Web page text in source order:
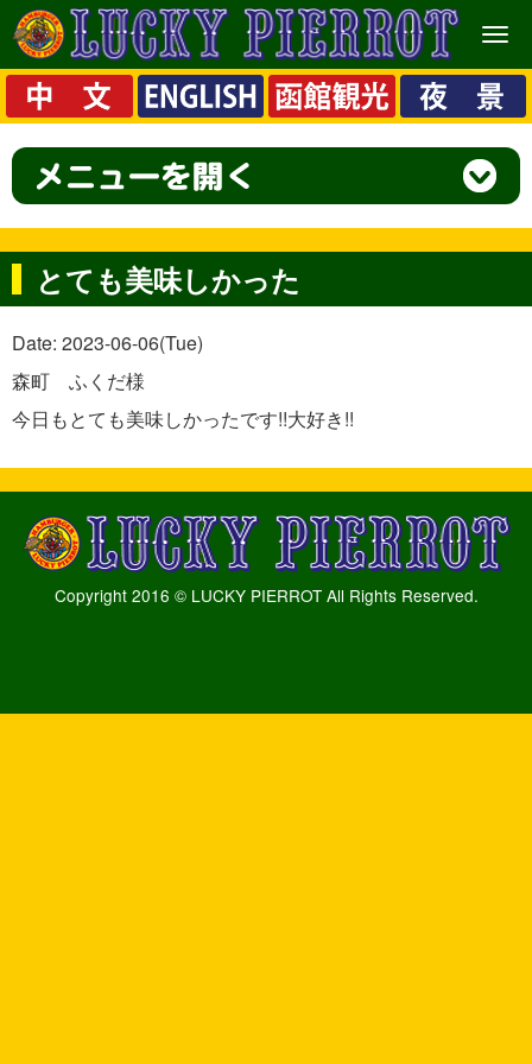
メ
ニ
ュ
ー
とても美味しかった
Date: 2023-06-06(Tue)
森町 ふくだ様
今日もとても美味しかったです!!大好き!!
Copyright 2016 © LUCKY PIERROT All Rights Reserved.